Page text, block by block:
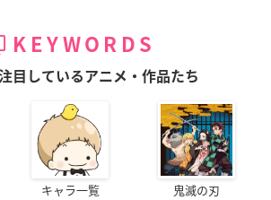
KEYWORDS
目しているアニメ・作品たち
キャラ一覧 鬼滅の刃